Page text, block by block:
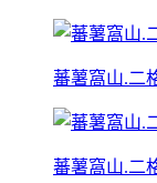
蕃薯窩山.二
蕃薯窩山.二